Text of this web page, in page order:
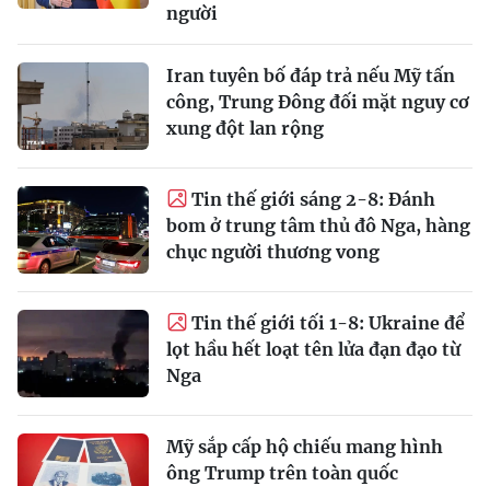
người
Iran tuyên bố đáp trả nếu Mỹ tấn
công, Trung Đông đối mặt nguy cơ
xung đột lan rộng
Tin thế giới sáng 2-8: Đánh
bom ở trung tâm thủ đô Nga, hàng
chục người thương vong
Tin thế giới tối 1-8: Ukraine để
lọt hầu hết loạt tên lửa đạn đạo từ
Nga
Mỹ sắp cấp hộ chiếu mang hình
ông Trump trên toàn quốc